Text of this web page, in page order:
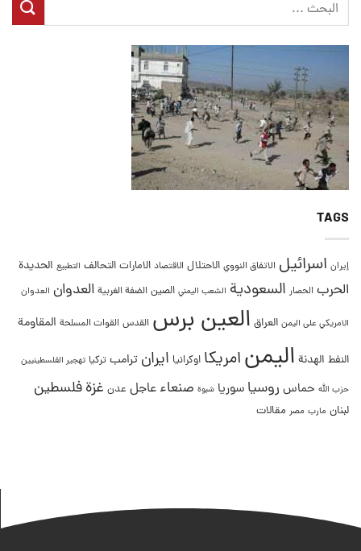
TAGS
إيران اسرائيل الاتفاق النووي الاحتلال الاقتصاد الامارات التحالف التطبيع الحديدة
الحرب الحصار السعودية الشعب اليمني الصين الضفة الغربية العدوان العدوان
الامريكي على اليمن العراق العين برس القدس القوات المسلحة المقاومة
النفط الهدنة اليمنامريكا اوكرانيا ايران ترامب تركيا تهجير الفلسطينيين
حزب الله حماس روسيا سوريا شبوة صنعاء عاجل عدن غزةفلسطين
لبنان مارب مصر مقالات